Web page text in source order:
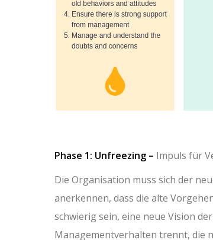
Phase 1: Unfreezing – Impuls für
Die Organisation muss sich der
anerkennen, dass die alte
schwierig sein, eine neue Vision
Managementverhalten trennt, die